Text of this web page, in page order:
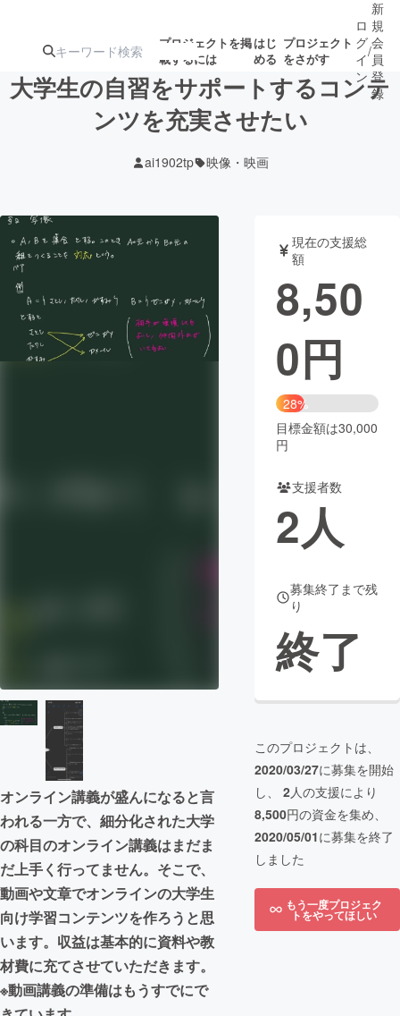
プロジェクトを掲
載するには
はじ
める
プロジェクト
をさがす
注目の新着プロ
ジェクト
募集終了が近いプ
ロジェクト
アート・写真 音楽
ゲーム・サ
映像・映画 書籍・雑誌
チャレンジ
CAMPFIRE Creation
コミュニティ
ロ
グ
イ
ン
/
新
規
会
員
登
録
大学生の自習をサポートするコンテ
ンツを充実させたい
ai1902tp 映像・映画
オンライン講義が盛んになると言
われる一方で、細分化された大学
の科目のオンライン講義はまだま
だ上手く行ってません。そこで、
動画や文章でオンラインの大学生
向け学習コンテンツを作ろうと思
います。収益は基本的に資料や教
材費に充てさせていただきます。
※動画講義の準備はもうすでにで
現在の支援総
額
8,50
0円
28%
目標金額は30,000
円
支援者数
2人
募集終了まで残
り
終了
このプロジェクトは、
2020/03/27に募集を開始
し、 2人の支援により
8,500円の資金を集め、
2020/05/01に募集を終了
しました
もう一度プロジェク
トをやってほしい